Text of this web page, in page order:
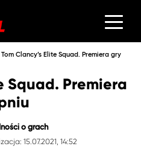
Tom Clancy’s Elite Squad. Premiera gry
Squad. Premiera
o grach
15.07.2021, 14:52